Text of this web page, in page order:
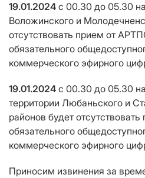
19.01.2024 с 00.30 до 05.30
Воложинского и
отсутствовать прием от
обязательного
коммерческого эфирного
19.01.2024 с 00.30 до 05.30 на
территории Любаньского и
районов будет
обязательного
коммерческого эфирного
Приносим извинения за